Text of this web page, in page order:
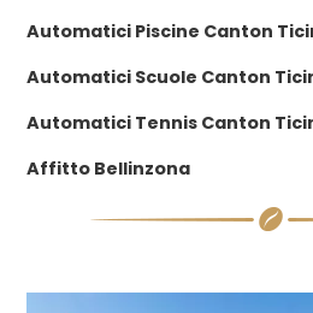
Automatici Piscine Canton
Automatici Scuole Canton
Automatici Tennis Canton
Affitto Bellinzona